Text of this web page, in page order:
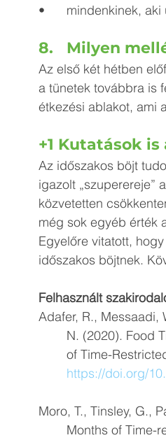
•	mindenkinek,
8.	Milyen
Az első két hétben
a tünetek továbbra is
étkezési ablakot, ami
+1 Kutatások
Az időszakos böjt
igazolt „szuperereje”
közvetetten
még sok egyéb érték
Egyelőre vitatott,
időszakos böjtnek.
Felhasznált
Adafer, R., Messaadi,
https://doi.org/
Moro, T., Tinsley, G.,